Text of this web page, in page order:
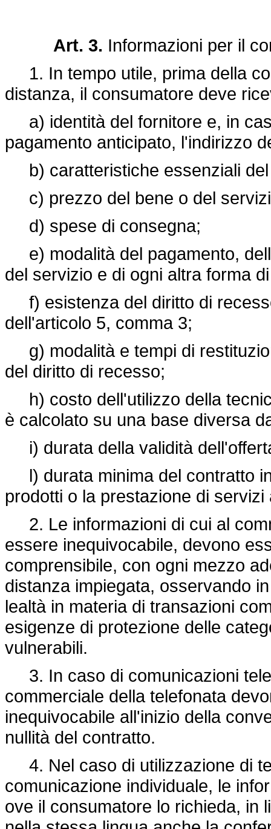
Art. 3. Informazioni per il
1. In tempo utile, prima della
distanza, il consumatore deve
a) identità del fornitore e, in
pagamento anticipato, l'indirizzo
b) caratteristiche essenziali del
c) prezzo del bene o del
d) spese di consegna;
e) modalità del pagamento,
del servizio e di ogni altra forma
f) esistenza del diritto di
dell'articolo 5, comma 3;
g) modalità e tempi di
del diritto di recesso;
h) costo dell'utilizzo della
è calcolato su una base diversa
i) durata della validità
l) durata minima del contratto
prodotti o la prestazione di
2. Le informazioni di cui al
essere inequivocabile, devono
comprensibile, con ogni mezzo
distanza impiegata, osservando
lealtà in materia di transazioni
esigenze di protezione delle
vulnerabili.
3. In caso di comunicazioni
commerciale della telefonata
inequivocabile all'inizio della
nullità del contratto.
4. Nel caso di utilizzazione di
comunicazione individuale, le
ove il consumatore lo richieda, in